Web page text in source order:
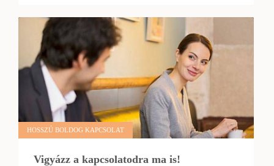
HOSSZÚ BOLDOG KAPCSOLAT
Vigyázz a kapcsolatodra ma is!